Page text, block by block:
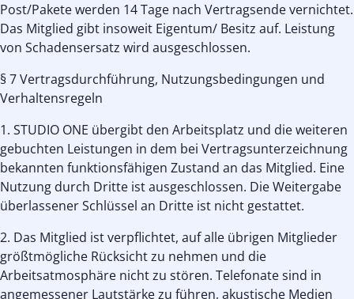
Post/Pakete werden 14 Tage nach Vertragsende vernichtet.
Das Mitglied gibt insoweit Eigentum/ Besitz auf. Leistung
von Schadensersatz wird ausgeschlossen.
§ 7 Vertragsdurchführung, Nutzungsbedingungen und
Verhaltensregeln
1. STUDIO ONE übergibt den Arbeitsplatz und die weiteren
gebuchten Leistungen in dem bei Vertragsunterzeichnung
bekannten funktionsfähigen Zustand an das Mitglied. Eine
Nutzung durch Dritte ist ausgeschlossen. Die Weitergabe
überlassener Schlüssel an Dritte ist nicht gestattet.
2. Das Mitglied ist verpflichtet, auf alle übrigen Mitglieder
größtmögliche Rücksicht zu nehmen und die
Arbeitsatmosphäre nicht zu stören. Telefonate sind in
angemessener Lautstärke zu führen, akustische Medien